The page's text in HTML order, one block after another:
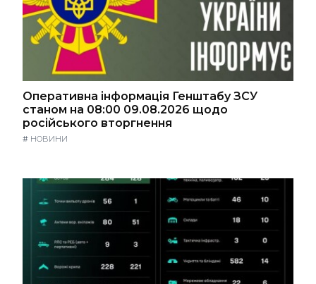
Оперативна інформація Генштабу ЗСУ
станом на 08:00 09.08.2026 щодо
російського вторгнення
# НОВИНИ